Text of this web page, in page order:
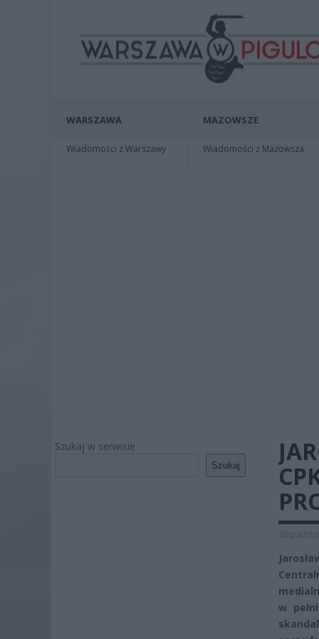
WARSZAWA
Wiadomości z Warszawy
MAZOWSZE
Wiadomości z Mazowsza
Szukaj w serwisie
Szukaj
30
w